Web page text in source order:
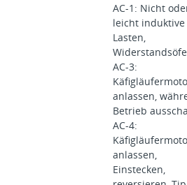
AC-1: Nicht
leicht induktive
Lasten,
AC-3:
anlassen,
Betrieb
AC-4:
anlassen,
Einstecken,